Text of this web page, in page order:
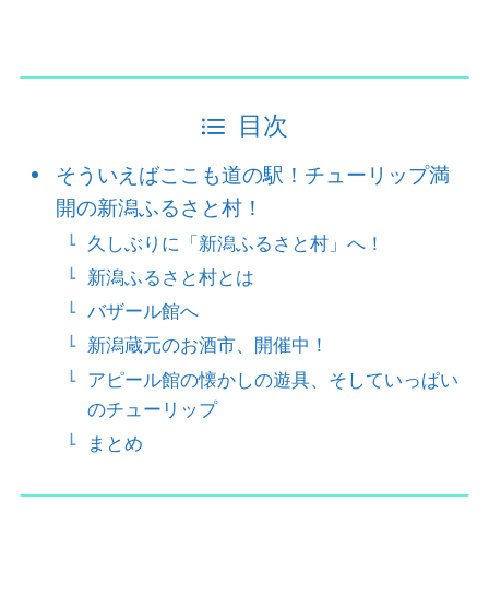
目次
そういえばここも道の駅！チューリップ満
開の新潟ふるさと村！
久しぶりに「新潟ふるさと村」へ！
新潟ふるさと村とは
バザール館へ
新潟蔵元のお酒市、開催中！
アピール館の懐かしの遊具、そしていっぱい
のチューリップ
まとめ